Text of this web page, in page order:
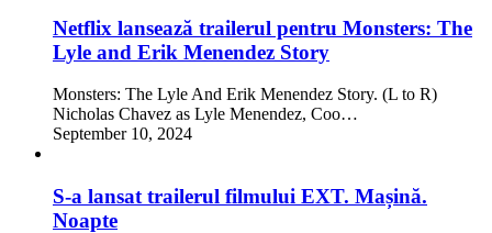
Netflix lansează trailerul pentru Monsters: The
Lyle and Erik Menendez Story
Monsters: The Lyle And Erik Menendez Story. (L to R)
Nicholas Chavez as Lyle Menendez, Coo…
September 10, 2024
S-a lansat trailerul filmului EXT. Mașină.
Noapte